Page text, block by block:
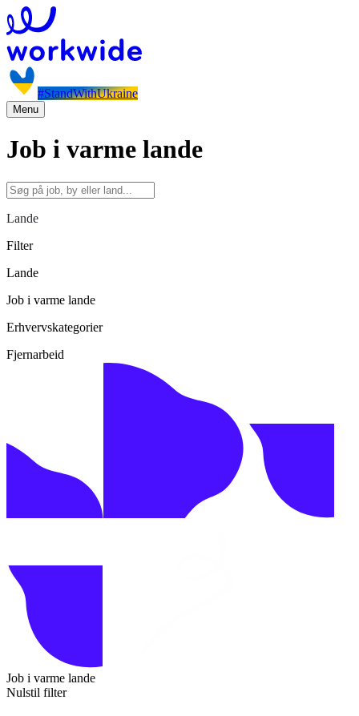
#StandWithUkraine
Menu
Job i varme lande
Lande
Filter
Lande
Job i varme lande
Erhvervskategorier
Fjernarbeid
Job i varme lande
Nulstil filter